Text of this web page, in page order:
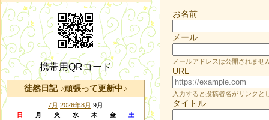
お名前
メール
メールアドレスは公開されま
URL
入力すると投稿者名がリンクと
タイトル
携帯用QRコード
徒然日記 ♪頑張って更新中♪
7月 2026年8月 9月
日 月 火 水 木 金 土